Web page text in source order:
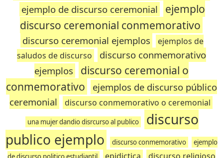
ejemplo de discurso ceremonial
ejemplo
discurso ceremonial conmemorativo
discurso ceremonial ejemplos
ejemplos de
saludos de discurso
discurso conmemorativo
ejemplos
discurso ceremonial o
conmemorativo
ejemplos de discurso público
ceremonial
discurso conmemorativo o ceremonial
una mujer dandio disrcurso al publico
discurso
publico ejemplo
discurso conmemorativo
ejemplo